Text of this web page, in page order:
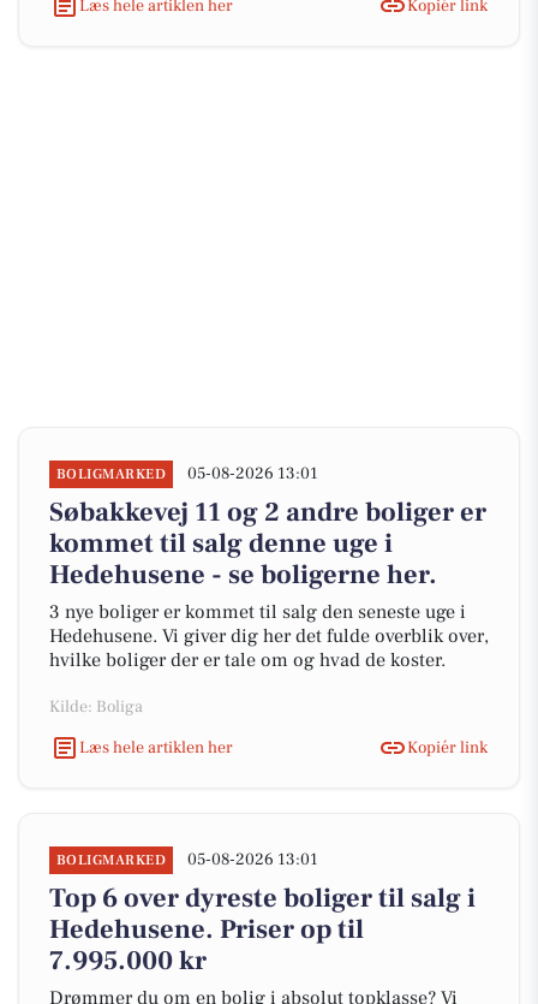
Læs hele artiklen her
Kopiér link
BOLIGMARKED 05-08-2026 13:01
Søbakkevej 11 og 2 andre boliger er
kommet til salg denne uge i
Hedehusene - se boligerne her.
3 nye boliger er kommet til salg den seneste uge i
Hedehusene. Vi giver dig her det fulde overblik over,
hvilke boliger der er tale om og hvad de koster.
Kilde: Boliga
Læs hele artiklen her
Kopiér link
BOLIGMARKED 05-08-2026 13:01
Top 6 over dyreste boliger til salg i
Hedehusene. Priser op til
7.995.000 kr
Drømmer du om en bolig i absolut topklasse? Vi